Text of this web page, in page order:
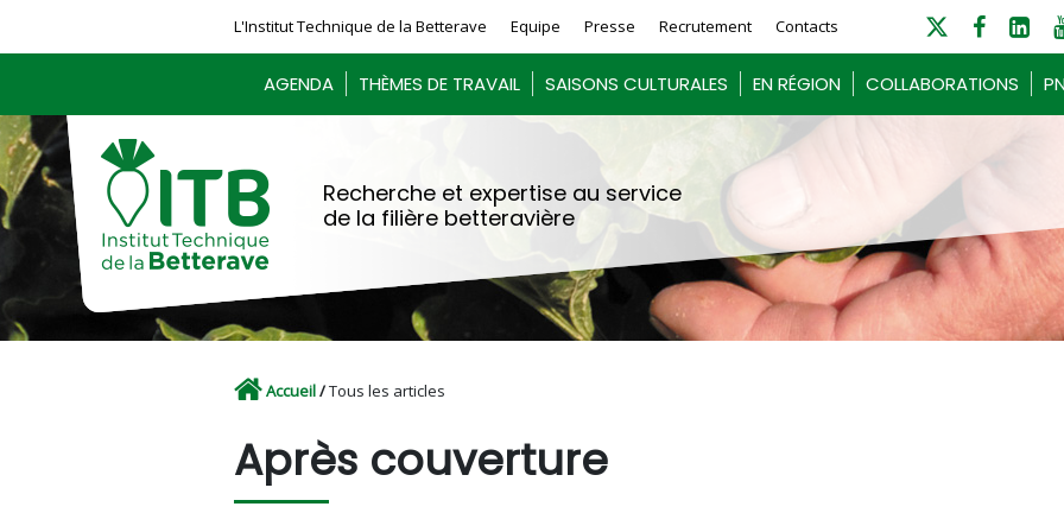
L'Institut Technique de la Betterave Equipe Presse Recrutement Contacts
AGENDA THÈMES DE TRAVAIL SAISONS CULTURALES EN RÉGION COLLABORATIONS
Recherche et expertise au service
de la filière betteravière
Accueil/Tous les articles
Après couverture